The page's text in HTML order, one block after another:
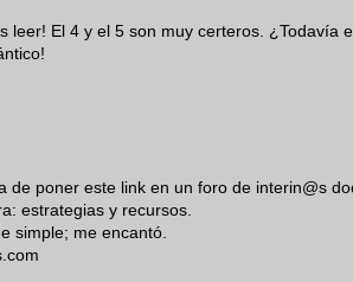
leer! El 4 y el 5 son muy certeros. ¿Todavía
de poner este link en un foro de interin@s
estrategias y recursos.
simple; me encantó.